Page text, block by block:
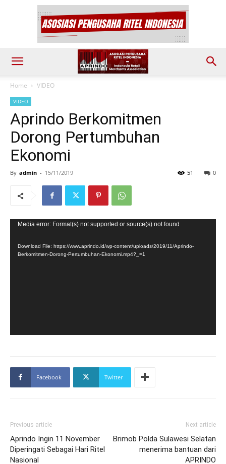
Home VIDEO
VIDEO
Aprindo Berkomitmen
Dorong Pertumbuhan
Ekonomi
By admin - 15/11/2019 0
51
Video
Media error: Format(s) not supported or source(s) not found
Download File: https://www.aprindo.id/wp-content/uploads/2019/11/Aprindo-
Berkomitmen-Dorong-Pertumbuhan-Ekonomi.mp4?_=1
Facebook Twitter
Previous article
Aprindo Ingin 11 November
Diperingati Sebagai Hari Ritel
Nasional
Next article
Brimob Polda Sulawesi Selatan
menerima bantuan dari
APRINDO